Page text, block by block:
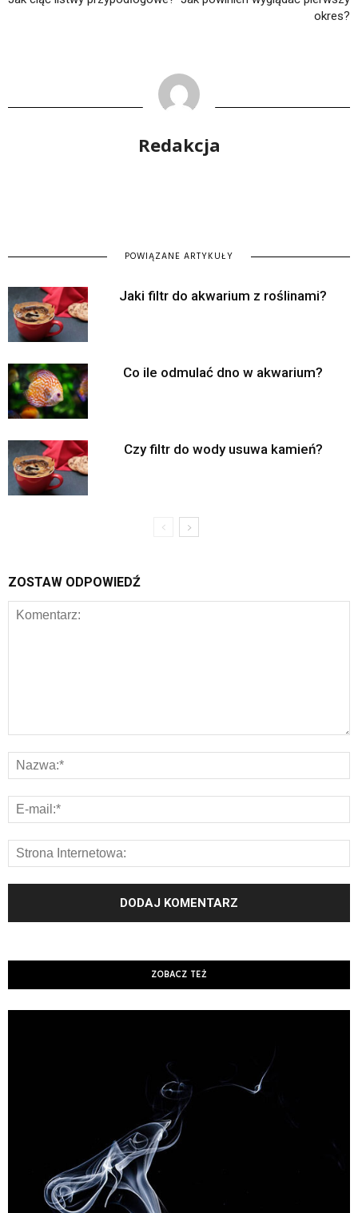
okres?
Redakcja
POWIĄZANE ARTYKUŁY
Jaki filtr do akwarium z roślinami?
Co ile odmulać dno w akwarium?
Czy filtr do wody usuwa kamień?
ZOSTAW ODPOWIEDŹ
ZOBACZ TEŻ